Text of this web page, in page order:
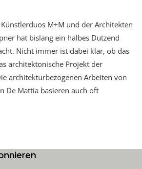
M+M und der Architekten
hat bislang ein halbes Dutzend
Nicht immer ist dabei klar, ob das
architektonische Projekt der
architekturbezogenen Arbeiten von
De Mattia basieren auch oft